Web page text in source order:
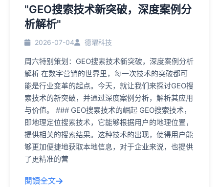
"GEO搜索技术新突破，深度案例分
析解析"
2026-07-04 德曜科技
周六特别策划：GEO搜索技术新突破，深度案例分析
解析 在数字营销的世界里，每一次技术的突破都可
能是行业变革的起点。今天，就让我们来探讨GEO搜
索技术的新突破，并通过深度案例分析，解析其应用
与价值。 ### GEO搜索技术的崛起 GEO搜索技术，
即地理定位搜索技术，它能够根据用户的地理位置，
提供相关的搜索结果。这种技术的出现，使得用户能
够更加便捷地获取本地信息，对于企业来说，也提供
了更精准的营
閱讀全文